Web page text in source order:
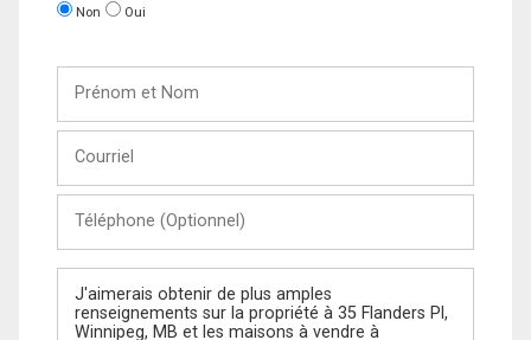
Non Oui
Nom
(Optionnel)
Message